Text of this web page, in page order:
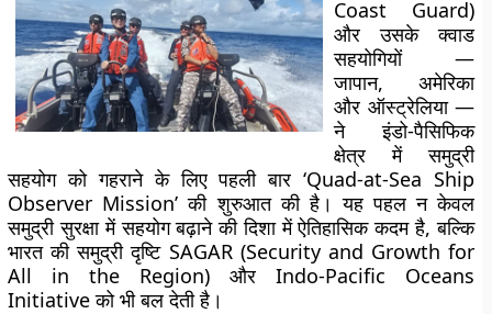
Coast Guard)
और उसके क्वाड
सहयोगियों —
जापान, अमेरिका
और ऑस्ट्रेलिया —
ने इंडो-पैसिफिक
क्षेत्र में समुद्री
सहयोग को गहराने के लिए पहली बार ‘Quad-at-Sea Ship
Observer Mission’ की शुरुआत की है। यह पहल न केवल
समुद्री सुरक्षा में सहयोग बढ़ाने की दिशा में ऐतिहासिक कदम है, बल्कि
भारत की समुद्री दृष्टि SAGAR (Security and Growth for
All in the Region) और Indo-Pacific Oceans
Initiative को भी बल देती है।